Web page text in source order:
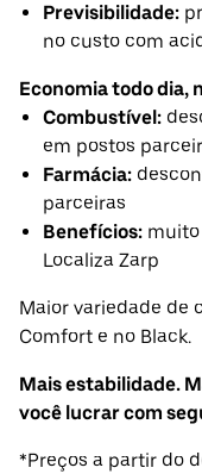
Previsibilidade:
no custo com
Economia todo dia,
Combustível:
em postos
Farmácia:
parceiras
Benefícios:
Localiza Zarp
Maior variedade de
Comfort e no Black.
Mais estabilidade.
você lucrar com
*Preços a partir do